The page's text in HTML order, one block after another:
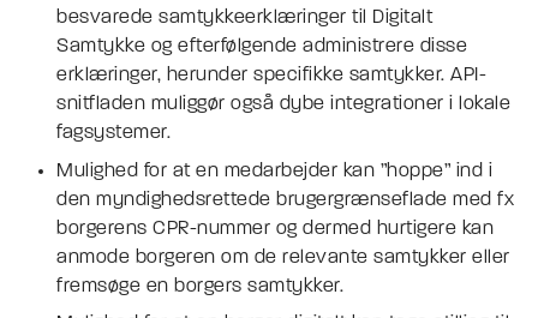
besvarede samtykkeerklæringer til Digitalt
Samtykke og efterfølgende administrere disse
erklæringer, herunder specifikke samtykker. API-
snitfladen muliggør også dybe integrationer i lokale
fagsystemer.
Mulighed for at en medarbejder kan ”hoppe” ind i
den myndighedsrettede brugergrænseflade med fx
borgerens CPR-nummer og dermed hurtigere kan
anmode borgeren om de relevante samtykker eller
fremsøge en borgers samtykker.